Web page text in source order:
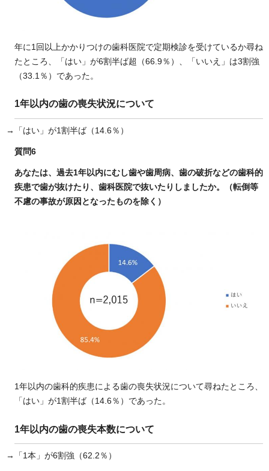
年に1回以上かかりつけの歯科医院で定期検診を受けているか尋ね
たところ、「はい」が6割半ば超（66.9％）、「いいえ」は3割強
（33.1％）であった。
1年以内の歯の喪失状況について
→「はい」が1割半ば（14.6％）
質問6
あなたは、過去1年以内にむし歯や歯周病、歯の破折などの歯科的
疾患で歯が抜けたり、歯科医院で抜いたりしましたか。（転倒等
不慮の事故が原因となったものを除く）
1年以内の歯科的疾患による歯の喪失状況について尋ねたところ、
「はい」が1割半ば（14.6％）であった。
1年以内の歯の喪失本数について
→「1本」が6割強（62.2％）